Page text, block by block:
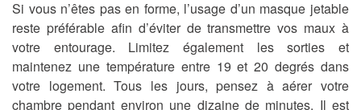
Si vous n’êtes pas en forme, l’usage d’un masque jetable
reste préférable afin d’éviter de transmettre vos maux à
votre entourage. Limitez également les sorties et
maintenez une température entre 19 et 20 degrés dans
votre logement. Tous les jours, pensez à aérer votre
chambre pendant environ une dizaine de minutes. Il est